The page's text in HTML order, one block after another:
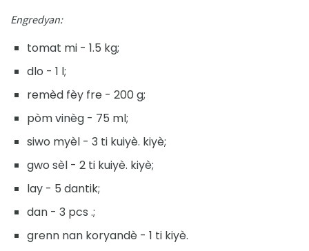
Engredyan:
tomat mi - 1.5 kg;
dlo - 1 l;
remèd fèy fre - 200 g;
pòm vinèg - 75 ml;
siwo myèl - 3 ti kuiyè. kiyè;
gwo sèl - 2 ti kuiyè. kiyè;
lay - 5 dantik;
dan - 3 pcs .;
grenn nan koryandè - 1 ti kiyè.